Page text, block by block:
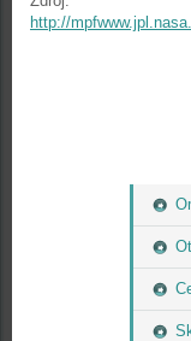
http://